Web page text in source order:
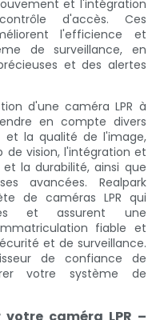
et l'intégration
d'accès. Ces
l'efficience et
de surveillance, en
et des alertes
d'une caméra LPR à
en compte divers
et la qualité de l'image,
de vision, l'intégration et
la durabilité, ainsi que
avancées. Realpark
de caméras LPR qui
et assurent une
fiable et
et de surveillance.
de confiance de
votre système de